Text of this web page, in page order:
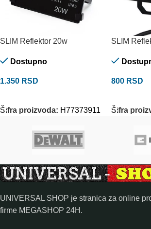
SLIM Reflektor 20w
Dostupno
1.350 RSD
Šifra proizvoda: H77373911
SLIM
800 RSD
Šifra
UNIVERSAL SHOP je stranica za online
firme MEGASHOP 24H.